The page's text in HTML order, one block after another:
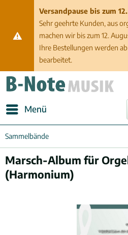
Versandpause bis zum
Sehr geehrte Kunden, aus
machen wir bis zum 12.
Ihre Bestellungen werden
bearbeitet.
Menü
Sammelbände
Marsch-Album für
(Harmonium)